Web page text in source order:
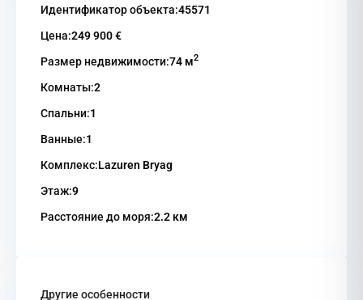
Идентификатор объекта:45571
Цена:249 900 €
Размер недвижимости:74 м2
Комнаты:2
Спальни:1
Ванные:1
Комплекс:Lazuren Bryag
Этаж:9
Расстояние до моря:2.2 км
Другие особенности